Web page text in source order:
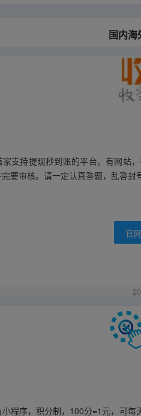
国内海
家支持提现秒到账的平台。有网站
要审核。请一定认真答题，乱答封
官
程序，积分制，100分=1元，可